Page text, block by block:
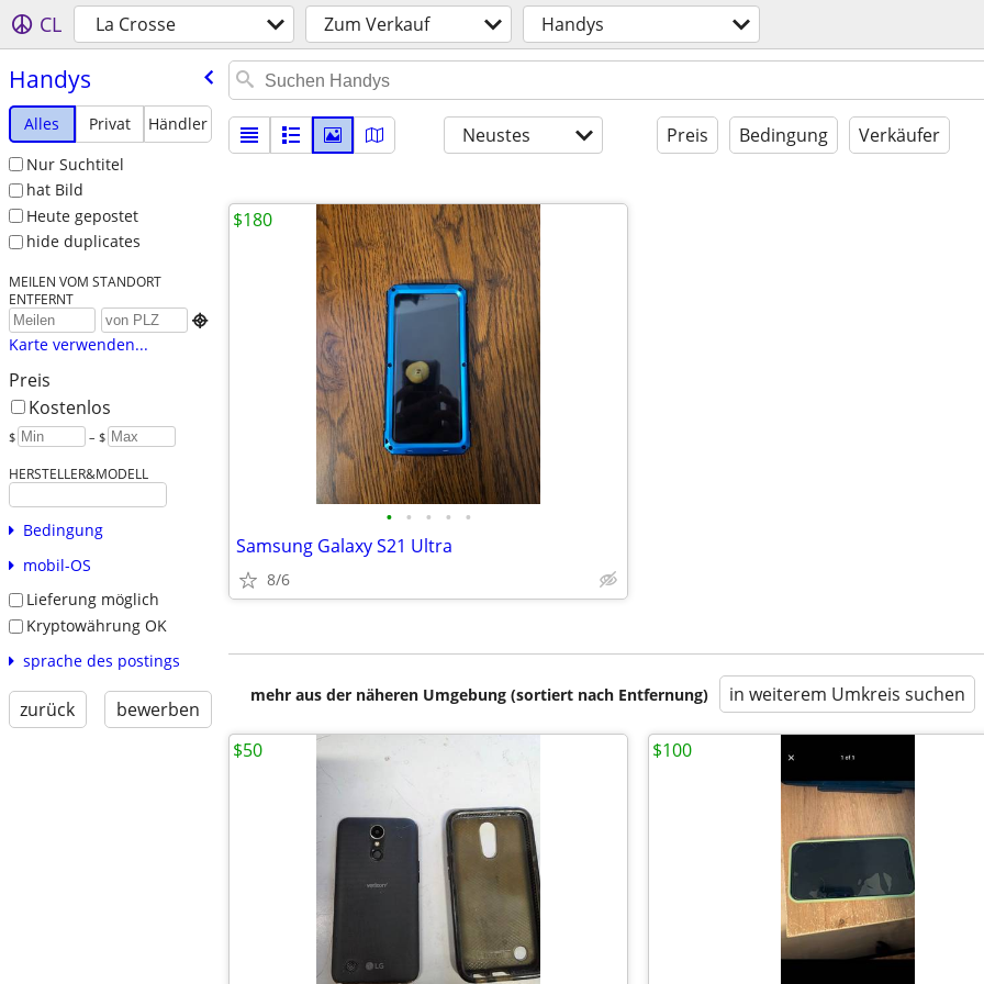
CL La Crosse Zum Verkauf Handys
Handys
Alles Privat
Händler
Nur Suchtitel
hat Bild
Heute gepostet
hide duplicates
MEILEN VOM STANDORT
ENTFERNT

Karte verwenden...
Preis
Kostenlos
$ – $
HERSTELLER&MODELL
Bedingung
mobil-OS
Lieferung möglich
Kryptowährung OK
sprache des postings
zurück bewerben
Neustes Preis Bedingung Verkäufer
• • • • •
Samsung Galaxy S21 Ultra
8/6
$180
mehr aus der näheren Umgebung (sortiert nach Entfernung) in weiterem Umkreis suchen
$50 $100